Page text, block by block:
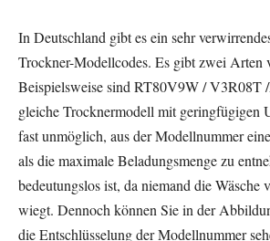
In Deutschland gibt es ein sehr
Trockner-Modellcodes. Es gibt zwei Arten
Beispielsweise sind RT80V9W / V3R08T
gleiche Trocknermodell mit geringfügigen
fast unmöglich, aus der Modellnummer
als die maximale Beladungsmenge zu
bedeutungslos ist, da niemand die Wäsche
wiegt. Dennoch können Sie in der
die Entschlüsselung der Modellnummer